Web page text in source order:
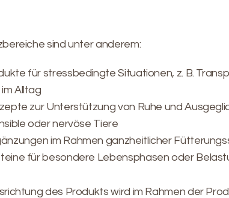
sind unter anderem:
für stressbedingte Situationen, z. B.
Alltag
zur Unterstützung von Ruhe und
oder nervöse Tiere
im Rahmen ganzheitlicher
für besondere Lebensphasen oder
des Produkts wird im Rahmen der